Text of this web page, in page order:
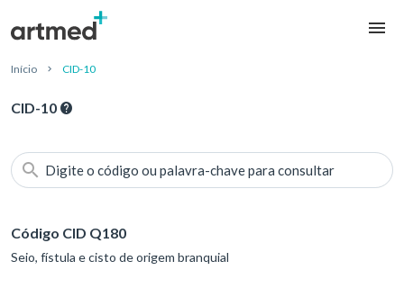
Início CID-10
CID-10
Digite o código ou palavra-chave para consultar
Código CID Q180
Seio, fístula e cisto de origem branquial